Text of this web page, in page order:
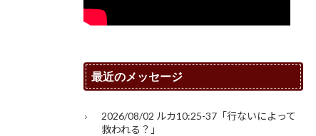
最近のメッセージ
2026/08/02 ルカ10:25-37「行ないによって
救われる？」